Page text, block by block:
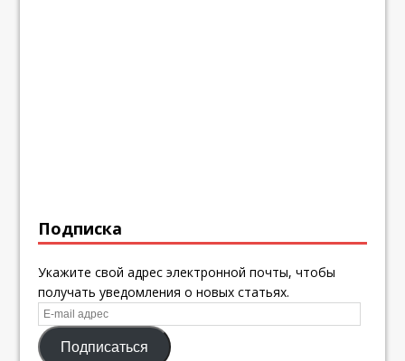
Подписка
Укажите свой адрес электронной почты, чтобы
получать уведомления о новых статьях.
E-
mail
адресПодписаться